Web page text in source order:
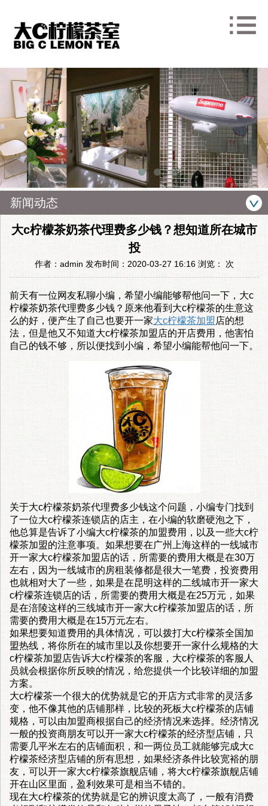
新闻动态
大c柠檬茶奶茶代理费多少钱？想知道所在城市
投
作者：admin 发布时间：2020-03-27 16:16 浏览： 次
前天有一位网友私聊小编，希望小编能够帮他问一下，大c
柠檬茶奶茶代理费多少钱？原来他看到大c柠檬茶的生意这
么的好，便产生了自己也要开一家大c柠檬茶加盟 店的想
法，但是他又不知道大c柠檬茶加盟店的开店费用，他害怕
自己的钱不够，所以便找到小编，希望小编能帮他问一下。
关于大c柠檬茶奶茶代理费多少钱这个问题，小编专门找到
了一位大c柠檬茶连锁店的店主，在小编的软磨硬泡之下，
他总算是告诉了小编大c柠檬茶的加盟费用，以及一些大c柠
檬茶加盟的注意事项。如果想要在广州上海这样的一线城市
开一家大c柠檬茶加盟店的话，所需要的费用大概是在30万
左右，因为一线城市的房租装修都是很大一笔费，投资费用
也就相对大了一些，如果是在昆明这样的二线城市开一家大
c柠檬茶连锁店的话，所需要的费用大概是在25万元，如果
是在涪陵这样的三线城市开一家大c柠檬茶加盟店的话，所
需要的费用大概是在15万元左右。
如果想要知道费用的具体情况，可以拨打大c柠檬茶全国加
盟热线，将你所在的城市里以及你想要开一家什么规格的大
c柠檬茶加盟店告诉大c柠檬茶的客服，大c柠檬茶的客服人
员就会根据你所反映的情况，给您提供一个比较详细的加盟
方案。
大c柠檬茶一个很大的优势就是它的开店方式非常的灵活多
变，他不像其他的店铺那样，比较的死板大c柠檬茶的店铺
规格，可以由加盟商根据自己的经济情况来选择。经济情况
一般的投资商朋友可以开一家大c柠檬茶的经济型店铺，只
需要几平米左右的店铺面积，和一两位员工就能够完成大c
柠檬茶经济型店铺的所有思想，如果经济条件比较宽裕的朋
友，可以开一家大c柠檬茶旗舰店铺，将大c柠檬茶旗舰店铺
开在山区里面，盈利效果可是相当不错的。
现在大c柠檬茶的优势就是它的辨识度太高了，一般有消费